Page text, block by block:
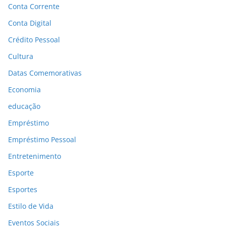
Conta Corrente
Conta Digital
Crédito Pessoal
Cultura
Datas Comemorativas
Economia
educação
Empréstimo
Empréstimo Pessoal
Entretenimento
Esporte
Esportes
Estilo de Vida
Eventos Sociais